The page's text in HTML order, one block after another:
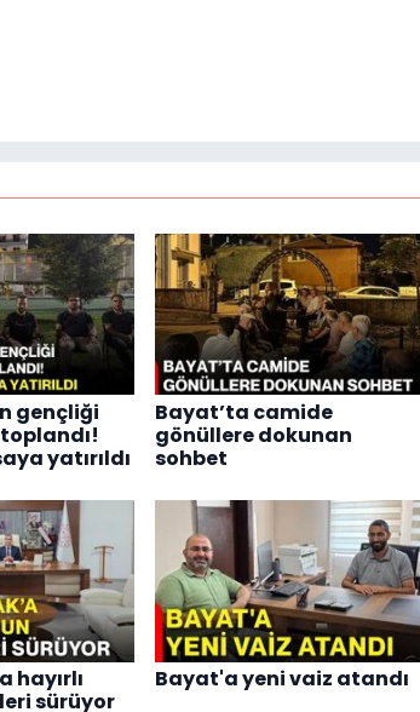
gençliği
yatırıldı
Bayat’ta camide
gönüllere dokunan
sohbet
hayırlı
sürüyor
Bayat'a yeni vaiz atandı